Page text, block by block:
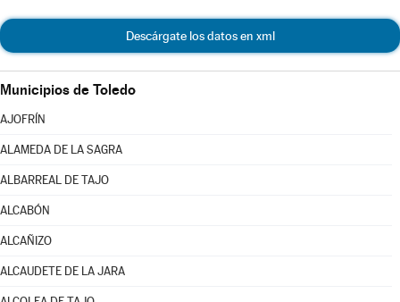
Descárgate los datos en xml
Municipios de Toledo
AJOFRÍN
ALAMEDA DE LA SAGRA
ALBARREAL DE TAJO
ALCABÓN
ALCAÑIZO
ALCAUDETE DE LA JARA